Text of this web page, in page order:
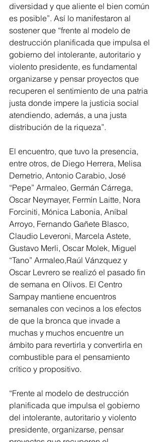
diversidad y que aliente el bien común
es posible”. Así lo manifestaron al
sostener que “frente al modelo de
destrucción planificada que impulsa el
gobierno del intolerante, autoritario y
violento presidente, es fundamental
organizarse y pensar proyectos que
recuperen el sentimiento de una patria
justa donde impere la justicia social
atendiendo, además, a una justa
distribución de la riqueza”.
El encuentro, que tuvo la presencia,
entre otros, de Diego Herrera, Melisa
Demetrio, Antonio Carabio, José
“Pepe” Armaleo, Germán Cárrega,
Oscar Neymayer, Fermín Laitte, Nora
Forciniti, Mónica Labonia, Aníbal
Arroyo, Fernando Gañete Blasco,
Claudio Leveroni, Marcela Astete,
Gustavo Merli, Oscar Molek, Miguel
“Tano” Armaleo,Raúl Vánzquez y
Oscar Levrero se realizó el pasado fin
de semana en Olivos. El Centro
Sampay mantiene encuentros
semanales con vecinos a los efectos
de que la bronca que invade a
muchas y muchos encuentre un
ámbito para revertirla y convertirla en
combustible para el pensamiento
crítico y propositivo.
“Frente al modelo de destrucción
planificada que impulsa el gobierno
del intolerante, autoritario y violento
presidente, organizarse, pensar